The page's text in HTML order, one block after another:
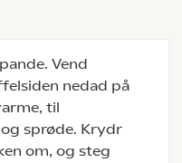
Vend
nedad på
til
sprøde. Krydr
om, og steg